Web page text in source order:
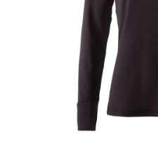
VELIKOSTNÍ TABULKY
BOTY DĚTSKÉ